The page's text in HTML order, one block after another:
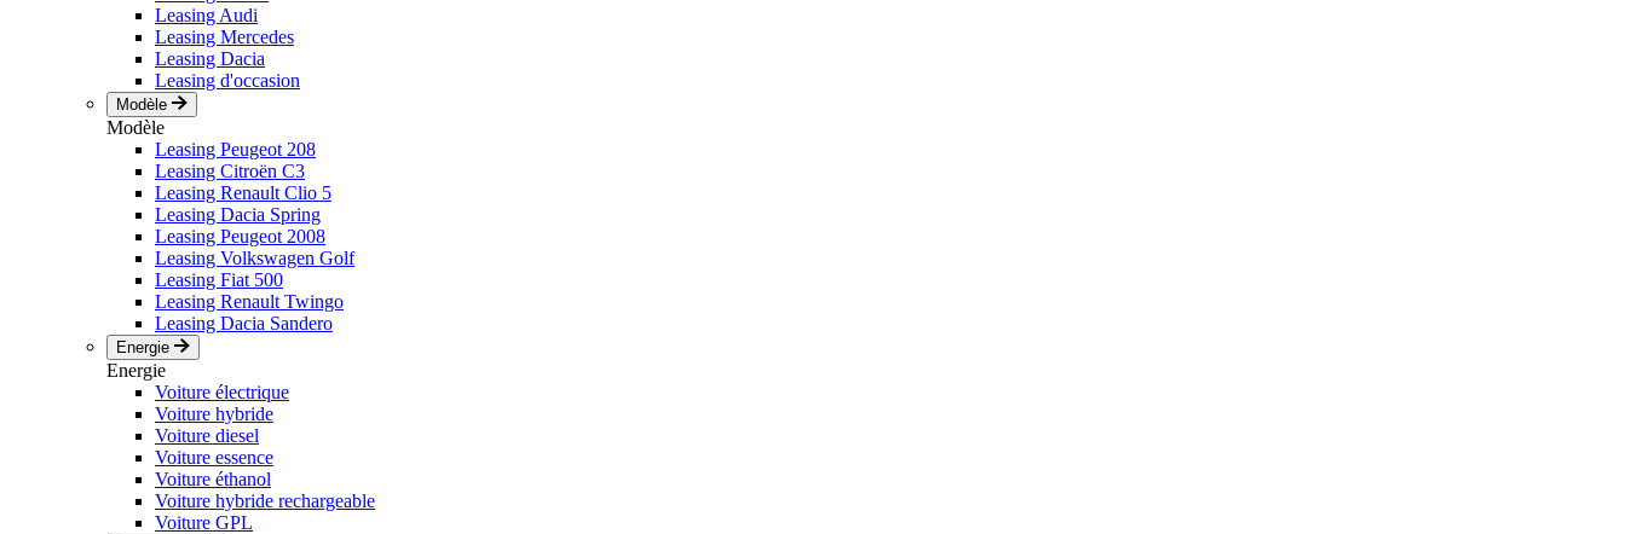
Leasing Audi
Leasing Mercedes
Leasing Dacia
Leasing d'occasion
Modèle
Modèle
Leasing Peugeot 208
Leasing Citroën C3
Leasing Renault Clio 5
Leasing Dacia Spring
Leasing Peugeot 2008
Leasing Volkswagen Golf
Leasing Fiat 500
Leasing Renault Twingo
Leasing Dacia Sandero
Energie
Energie
Voiture électrique
Voiture hybride
Voiture diesel
Voiture essence
Voiture éthanol
Voiture hybride rechargeable
Voiture GPL